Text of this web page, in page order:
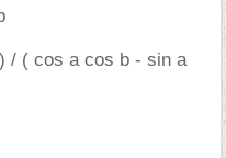
/ ( cos a cos b - sin a